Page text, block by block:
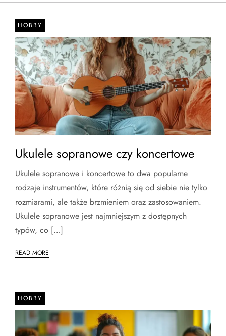
HOBBY
Ukulele sopranowe czy koncertowe
Ukulele sopranowe i koncertowe to dwa popularne
rodzaje instrumentów, które różnią się od siebie nie tylko
rozmiarami, ale także brzmieniem oraz zastosowaniem.
Ukulele sopranowe jest najmniejszym z dostępnych
typów, co […]
READ MORE
HOBBY